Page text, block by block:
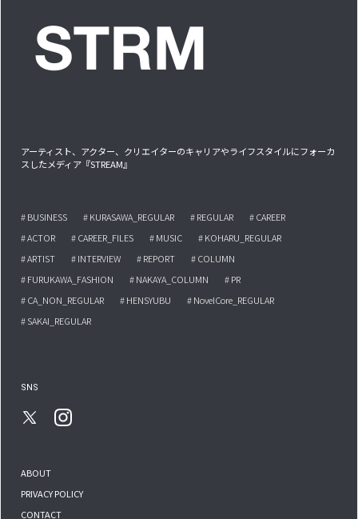
アーティスト、アクター、クリエイターのキャリアやライフスタイルにフォーカ
スしたメディア『STREAM』
# BUSINESS # KURASAWA_REGULAR # REGULAR
# CAREER
# ACTOR
# CAREER_FILES # MUSIC
# KOHARU_REGULAR
# ARTIST
# INTERVIEW # REPORT
# COLUMN
# FURUKAWA_FASHION
# NAKAYA_COLUMN
# PR
# CA_NON_REGULAR
# HENSYUBU
# NovelCore_REGULAR
# SAKAI_REGULAR
SNS
ABOUT
PRIVACY POLICY
CONTACT